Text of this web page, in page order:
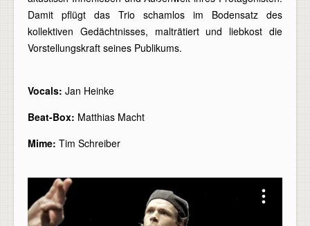
Damit pflügt das Trio schamlos im Bodensatz des
kollektiven Gedächtnisses, malträtiert und liebkost die
Vorstellungskraft seines Publikums.
Vocals: Jan Heinke
Beat-Box: Matthias Macht
Mime: Tim Schreiber